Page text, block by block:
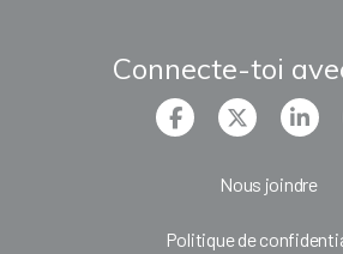
Connecte-toi
Nous joindre
Politique de